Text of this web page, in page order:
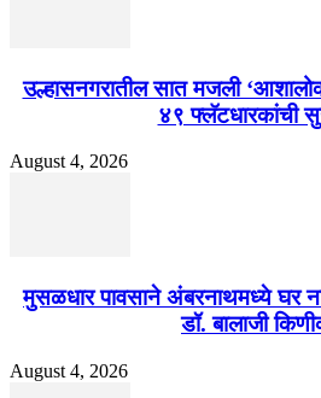
उल्हासनगरातील सात मजली
४९ फ्लॅटधारकांची
August 4, 2026
मुसळधार पावसाने अंबरनाथमध्ये घर
डॉ. बालाजी
August 4, 2026